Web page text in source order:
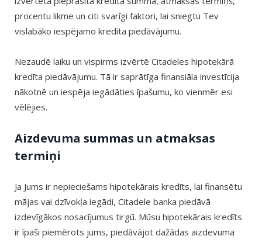
procentu likme un citi svarīgi faktori, lai sniegtu Tev
vislabāko iespējamo kredīta piedāvājumu.
Nezaudē laiku un vispirms izvērtē Citadeles hipotekārā
kredīta piedāvājumu. Tā ir saprātīga finansiāla investīcija
nākotnē un iespēja iegādāties īpašumu, ko vienmēr esi
vēlējies.
Aizdevuma summas un atmaksas
termiņi
Ja Jums ir nepieciešams hipotekārais kredīts, lai finansētu
mājas vai dzīvokļa iegādi, Citadele banka piedāvā
izdevīgākos nosacījumus tirgū. Mūsu hipotekārais kredīts
ir īpaši piemērots jums, piedāvājot dažādas aizdevuma